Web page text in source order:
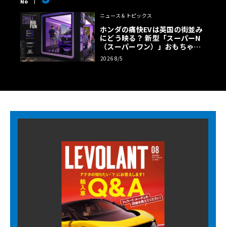
No
ニュース＆トピックス
ホンダの痛快EVは英国の街並み
にどう映る？ 新型「スーパーN
（スーパーワン）」おもちゃ箱
ツアーの全貌
2026 8/5